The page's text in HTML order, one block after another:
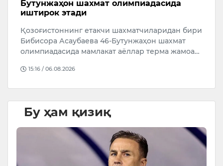
Бутунжаҳон шахмат олимпиадасида
иштирок этади
Қозоғистоннинг етакчи шахматчиларидан бири
Бибисора Асаубаева 46-Бутунжаҳон шахмат
олимпиадасида мамлакат аёллар терма жамоа…
15:16 / 06.08.2026
Бу ҳам қизиқ